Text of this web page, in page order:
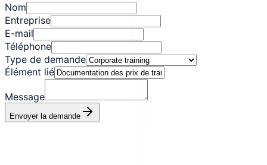
Nom
Entreprise
E-mail
Téléphone
Type de demande
Élément lié
Message
Envoyer la demande